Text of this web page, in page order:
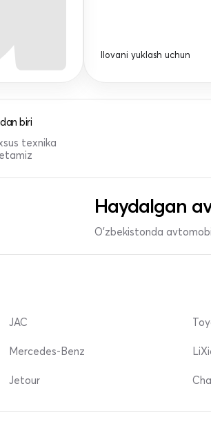
Ilovani yuklash uchun
biri
texnika
Haydalgan
O'zbekistonda
JAC
Mercedes-Benz
Jetour